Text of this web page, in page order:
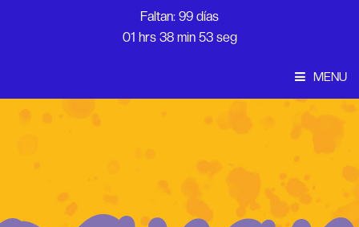
Faltan: 99 días
01 hrs 38 min 53 seg
MENU